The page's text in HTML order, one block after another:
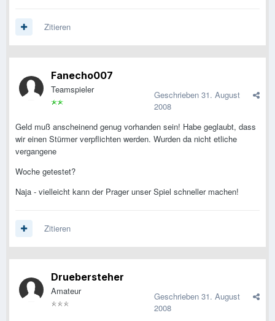
Zitieren
Fanecho007
Teamspieler Geschrieben 31. August
2008
Geld muß anscheinend genug vorhanden sein! Habe geglaubt, dass
wir einen Stürmer verpflichten werden. Wurden da nicht etliche
vergangene
Woche getestet?
Naja - vielleicht kann der Prager unser Spiel schneller machen!
Zitieren
Druebersteher
Amateur Geschrieben 31. August
2008